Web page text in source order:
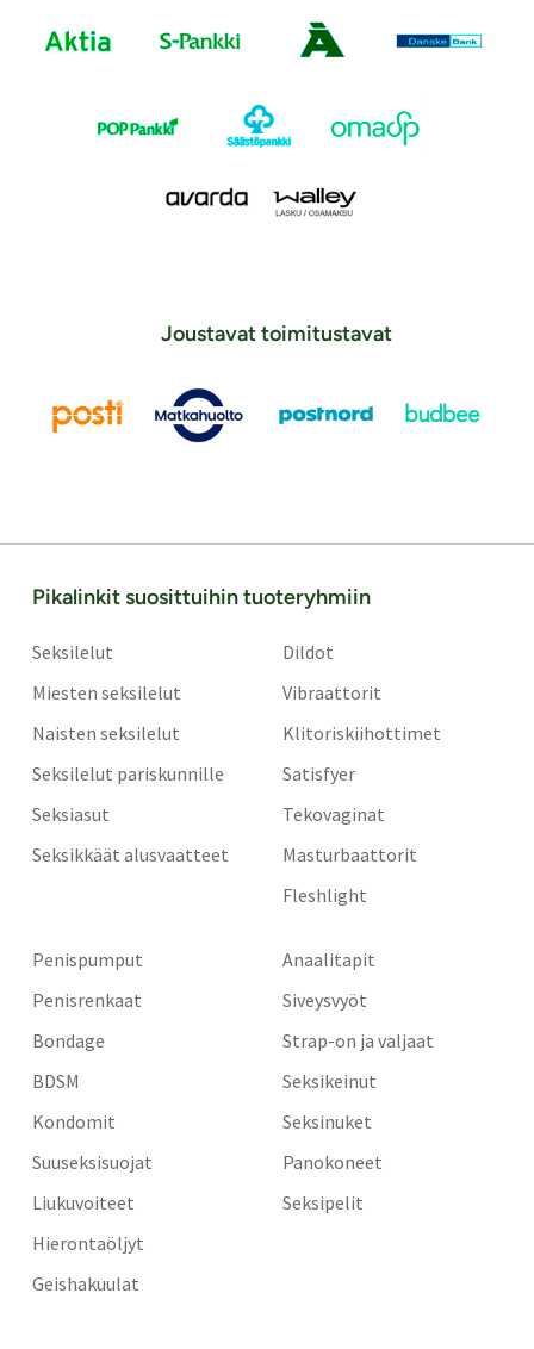
Joustavat toimitustavat
Pikalinkit suosittuihin tuoteryhmiin
Seksilelut
Miesten seksilelut
Naisten seksilelut
Seksilelut pariskunnille
Seksiasut
Seksikkäät alusvaatteet
Dildot
Vibraattorit
Klitoriskiihottimet
Satisfyer
Tekovaginat
Masturbaattorit
Fleshlight
Penispumput
Penisrenkaat
Bondage
BDSM
Kondomit
Suuseksisuojat
Liukuvoiteet
Hierontaöljyt
Geishakuulat
Anaalitapit
Siveysvyöt
Strap-on ja valjaat
Seksikeinut
Seksinuket
Panokoneet
Seksipelit